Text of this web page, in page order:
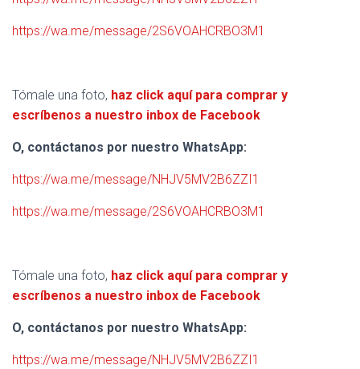
https://wa.me/message/2S6VOAHCRBO3M1
Tómale una foto, haz click aquí para comprar y
escríbenos a nuestro inbox de Facebook
O, contáctanos por nuestro WhatsApp:
https://wa.me/message/NHJV5MV2B6ZZI1
https://wa.me/message/2S6VOAHCRBO3M1
Tómale una foto, haz click aquí para comprar y
escríbenos a nuestro inbox de Facebook
O, contáctanos por nuestro WhatsApp:
https://wa.me/message/NHJV5MV2B6ZZI1